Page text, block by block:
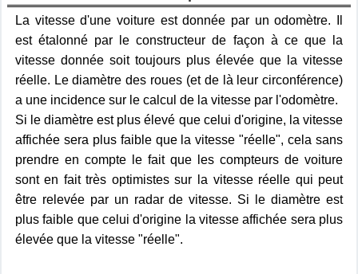
La vitesse d'une voiture est donnée par un odomètre. Il
est étalonné par le constructeur de façon à ce que la
vitesse donnée soit toujours plus élevée que la vitesse
réelle. Le diamètre des roues (et de là leur circonférence)
a une incidence sur le calcul de la vitesse par l'odomètre.
Si le diamètre est plus élevé que celui d'origine, la vitesse
affichée sera plus faible que la vitesse "réelle", cela sans
prendre en compte le fait que les compteurs de voiture
sont en fait très optimistes sur la vitesse réelle qui peut
être relevée par un radar de vitesse. Si le diamètre est
plus faible que celui d'origine la vitesse affichée sera plus
élevée que la vitesse "réelle".